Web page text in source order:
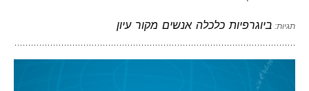
תגיות: ביוגרפיות כלכלה אנשים מקור עיון